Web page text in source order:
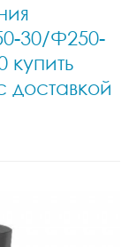
30/Ф250-
купить
доставкой